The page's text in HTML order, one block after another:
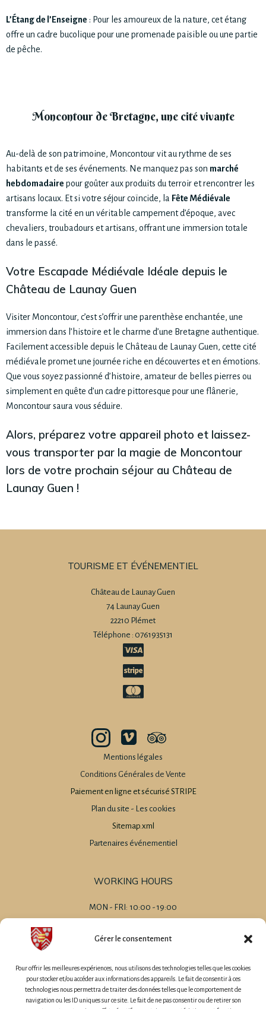
Gérer le consentement
Pour offrir les meilleures expériences, nous utilisons des technologies telles que les cookies
pour stocker et/ou accéder aux informations des appareils. Le fait de consentir à ces
technologies nous permettra de traiter des données telles que le comportement de
navigation ou les ID uniques sur ce site. Le fait de ne pas consentir ou de retirer son
L’Étang de l’Enseigne : Pour les amoureux de la nature, cet étang
offre un cadre bucolique pour une promenade paisible ou une partie
de pêche.
Moncontour de Bretagne, une cité vivante
Au-delà de son patrimoine, Moncontour vit au rythme de ses
habitants et de ses événements. Ne manquez pas son marché
hebdomadaire pour goûter aux produits du terroir et rencontrer les
artisans locaux. Et si votre séjour coïncide, la Fête Médiévale
transforme la cité en un véritable campement d’époque, avec
chevaliers, troubadours et artisans, offrant une immersion totale
dans le passé.
Votre Escapade Médiévale Idéale depuis le
Château de Launay Guen
Visiter Moncontour, c’est s’offrir une parenthèse enchantée, une
immersion dans l’histoire et le charme d’une Bretagne authentique.
Facilement accessible depuis le Château de Launay Guen, cette cité
médiévale promet une journée riche en découvertes et en émotions.
Que vous soyez passionné d’histoire, amateur de belles pierres ou
simplement en quête d’un cadre pittoresque pour une flânerie,
Moncontour saura vous séduire.
Alors, préparez votre appareil photo et laissez-
vous transporter par la magie de Moncontour
lors de votre prochain séjour au Château de
Launay Guen !
TOURISME ET ÉVÉNEMENTIEL
Château de Launay Guen
74 Launay Guen
22210 Plémet
Téléphone : 0761935131
Mentions légales
Conditions Générales de Vente
Paiement en ligne et sécurisé STRIPE
Plan du site - Les cookies
Sitemap.xml
Partenaires événementiel
WORKING HOURS
MON - FRI: 10:00 - 19:00
SAT 09:00 - 20:00
SUN 09:00 - 14:00
MARIAGES
EVENEMENT D'ENTREPRISE
CHAMBRES D'HÔTES
GÎTES